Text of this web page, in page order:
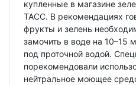
купленные в магазине
ТАСС. В рекомендациях
фрукты и зелень
замочить в воде на 10–15
под проточной водой.
порекомендовали
нейтральное моющее